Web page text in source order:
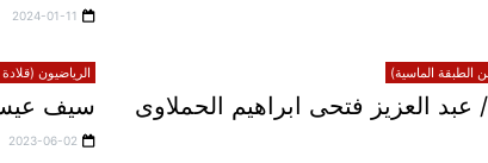
2024-01-11
الطبقة الماسية)
العزيز فتحى ابراهيم الحملاوى
الرياضيون
سيف
2023-06-02